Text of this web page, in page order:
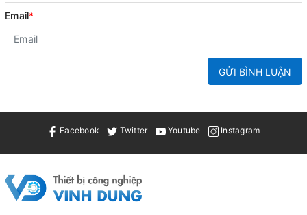
Email*
GỬI BÌNH LUẬN
Facebook Twitter Youtube Instagram